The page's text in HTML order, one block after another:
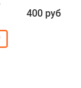
400 руб